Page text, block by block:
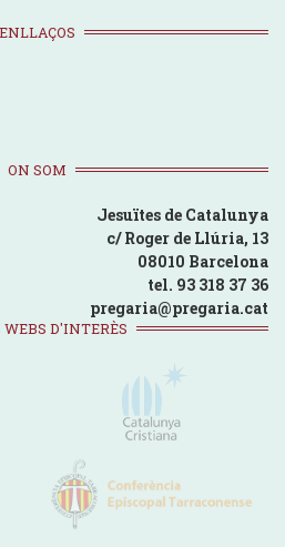
ENLLAÇOS
ON SOM
Jesuïtes de Catalunya
c/ Roger de Llúria, 13
08010 Barcelona
tel. 93 318 37 36
pregaria@pregaria.cat
WEBS D'INTERÈS